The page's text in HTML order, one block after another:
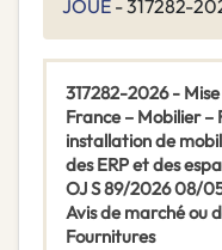
JOUE - 317282-
317282-2026 -
France – Mobilier
installation de
des ERP et des
OJ S 89/2026 08/
Avis de marché ou
Fournitures